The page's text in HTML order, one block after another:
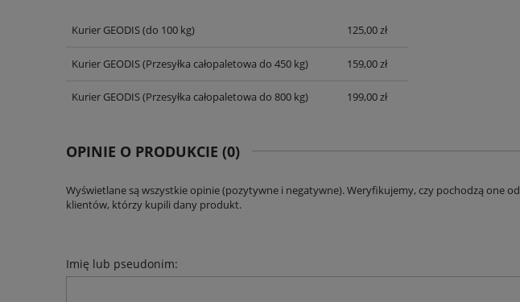
CENA NIE ZAWIERA EWENTUALNYCH
Kurier GEODIS(do 100 kg) 125,00 zł
Kurier GEODIS(Przesyłka całopaletowa do 450 kg) 159,00 zł
Kurier GEODIS(Przesyłka całopaletowa do 800 kg) 199,00 zł
OPINIE O PRODUKCIE (0)
Wyświetlane są wszystkie opinie (pozytywne i negatywne). Weryfikujemy, czy pochodzą one od
klientów, którzy kupili dany produkt.
Imię lub pseudonim: